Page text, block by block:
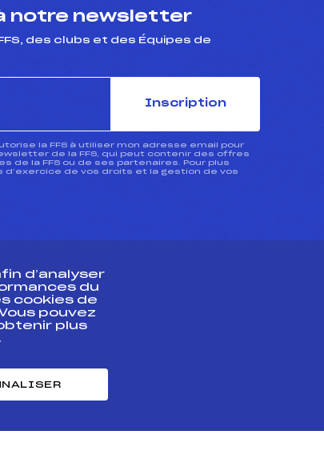
notre newsletter
des clubs et des Équipes de
Inscription
la FFS à utiliser mon adresse email pour
de la FFS, qui peut contenir des offres
de la FFS ou de ses partenaires. Pour plus
d’exercice de vos droits et la gestion de vos
d’analyser
du
cookies de
pouvez
plus